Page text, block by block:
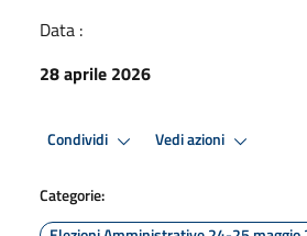
Data :
28 aprile 2026
Condividi Vedi azioni
Categorie: